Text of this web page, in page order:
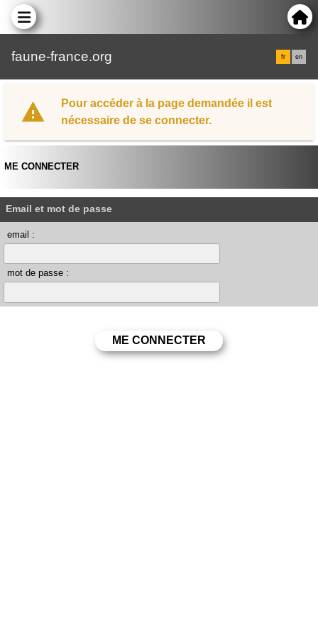
faune-france.org fr en
Pour accéder à la page demandée il est
nécessaire de se connecter.
ME CONNECTER
Email et mot de passe
email :
mot de passe :